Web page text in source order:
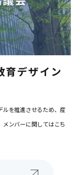
育デザイン
ルを推進させるため、産
ンバーに関してはこち